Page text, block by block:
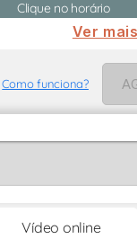
Clique no horário
Ver
Como funciona?
Vídeo online